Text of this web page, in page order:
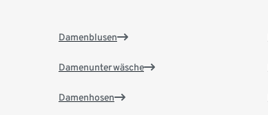
Damenblusen
Damenunterwäsche
Damenhosen